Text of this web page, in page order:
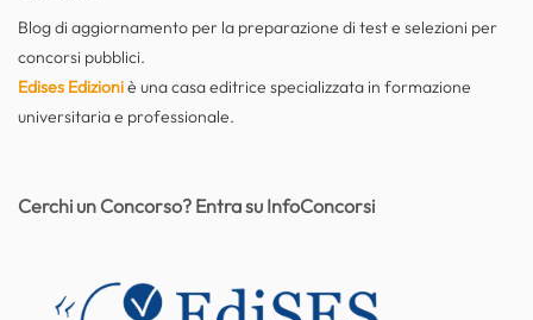
Blog di aggiornamento per la preparazione di test e selezioni per
concorsi pubblici.
Edises Edizioniè una casa editrice specializzata in formazione
universitaria e professionale.
Cerchi un Concorso? Entra su InfoConcorsi